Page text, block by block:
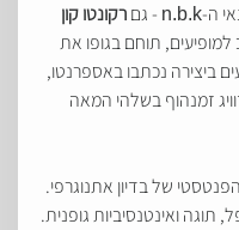
ה-
n.b.k
-גםרקונטו קון
למופיעים, תוחם בגופו את
ביצירה נכתבו באספרנטו,
זמנהוף בשלהי המאה
של בדיון אתנוגרפי.
, תוגה ואינטנסיביות גופנית.